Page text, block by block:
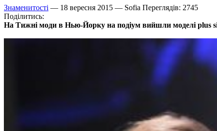
Знаменитості — 18 вересня 2015 — Sofia Переглядів: 2745
Поділитись:
На Тижні моди в Нью-Йорку на подіум вийшли моделі plus